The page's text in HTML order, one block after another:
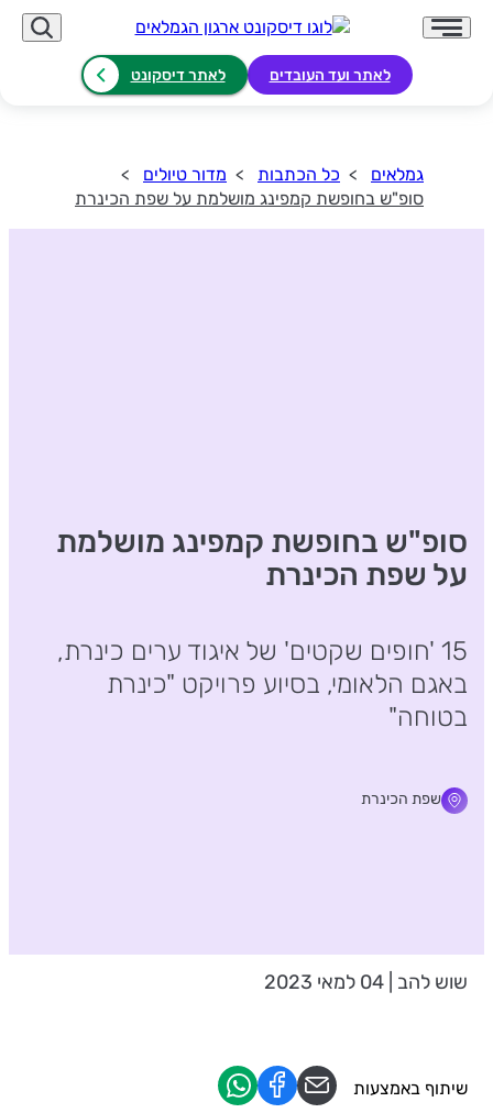
לאתר ועד העובדים לאתר דיסקונט
גמלאים כל הכתבות
מדור טיולים
סופ"ש בחופשת קמפינג מושלמת על שפת הכינרת
סופ"ש בחופשת קמפינג מושלמת
על שפת הכינרת
15 'חופים שקטים' של איגוד ערים כינרת,
באגם הלאומי, בסיוע פרויקט "כינרת
בטוחה"
שפת הכינרת
שוש להב | 04 למאי 2023
שיתוף באמצעות